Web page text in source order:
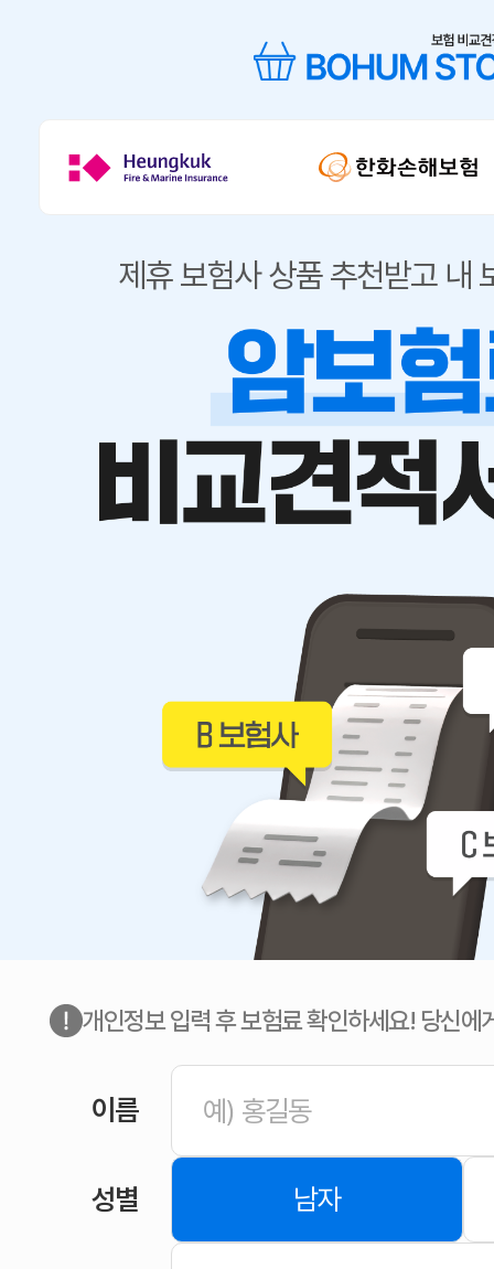
제휴 보험사 상품 추천받고 내
개인정보 입력 후 보험료 확인하세요! 당신에
이름
성별 남자